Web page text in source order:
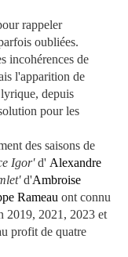
rappeler
oubliées.
incohérences de
l'apparition de
depuis
pour les
des saisons de
Igor'd' Alexandre
d'Ambroise
Rameau ont connu
2019, 2021, 2023 et
profit de quatre